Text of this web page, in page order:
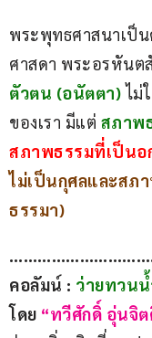
พระพุทธศาสนาเป็
ศาสดา​ พระอรหันต
ตัวตน​ (อนัตตา)​ไม่
ของเรา มีแต่ สภาพ
สภาพธรรมที่เป็นอ
ไม่เป็นกุศลและสภ
ธรรมา)​
คอลัมน์ : ว่ายทวนน้
โดย “ทวีศักดิ์ อุ่นจิต